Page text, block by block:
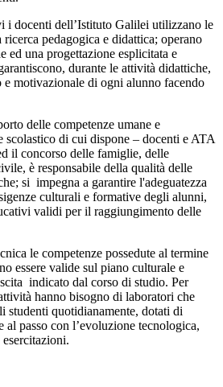
i docenti dell’Istituto Galilei utilizzano le
pedagogica e didattica; operano
ed una progettazione esplicitata e
durante le attività didattiche,
motivazionale di ogni alunno facendo
delle competenze umane e
scolastico di cui dispone – docenti e ATA
il concorso delle famiglie, delle
è responsabile della qualità delle
si impegna a garantire l'adeguatezza
culturali e formative degli alunni,
validi per il raggiungimento delle
le competenze possedute al termine
essere valide sul piano culturale e
indicato dal corso di studio. Per
hanno bisogno di laboratori che
studenti quotidianamente, dotati di
al passo con l’evoluzione tecnologica,